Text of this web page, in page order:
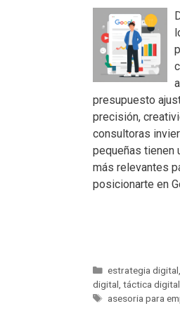
presupuesto
precisión,
consultoras
pequeñas tienen
más relevantes
posicionarte en
estrategia digital
digital táctica digital
asesoria para